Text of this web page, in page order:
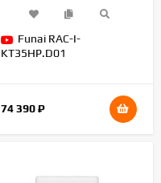
Funai RAC-I-
KT35HP.D01
74 390₽